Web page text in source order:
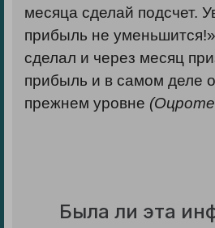
месяца сделай подсчет.
прибыль не
сделал и через месяц
прибыль и в самом деле
прежнем уровне
Была ли эта